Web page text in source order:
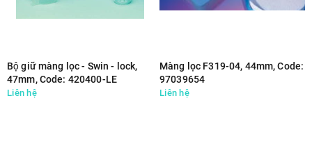
Bộ giữ màng lọc - Swin - lock,
47mm, Code: 420400-LE
Liên hệ
Màng lọc F319-04, 44mm, Code:
97039654
Liên hệ